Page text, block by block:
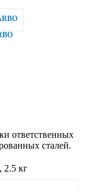
ответственных
сталей.
2.5 кг